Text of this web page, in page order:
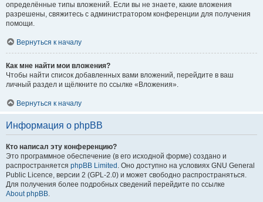
определённые типы вложений. Если вы не знаете, какие вложения
разрешены, свяжитесь с администратором конференции для получения
помощи.
Вернуться к началу
Как мне найти мои вложения?
Чтобы найти список добавленных вами вложений, перейдите в ваш
личный раздел и щёлкните по ссылке «Вложения».
Вернуться к началу
Информация о phpBB
Кто написал эту конференцию?
Это программное обеспечение (в его исходной форме) создано и
распространяется phpBB Limited . Оно доступно на условиях GNU General
Public Licence, версии 2 (GPL-2.0) и может свободно распространяться.
Для получения более подробных сведений перейдите по ссылке
About phpBB.